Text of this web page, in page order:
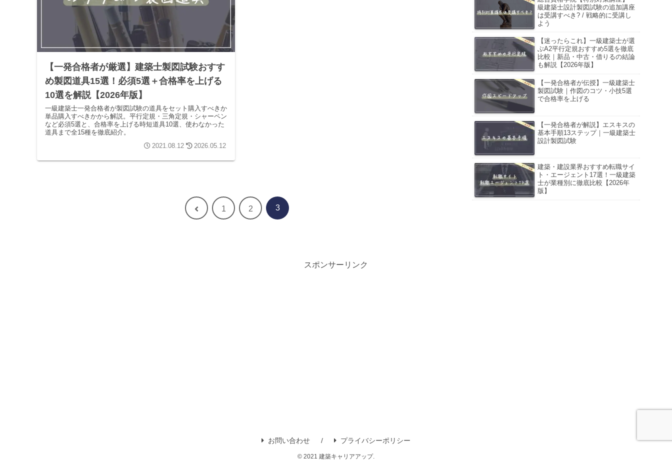
【一発合格者が厳選】建築士製図試験おすす
め製図道具15選！必須5選＋合格率を上げる
10選を解説【2026年版】
一級建築士一発合格者が製図試験の道具をセット購入すべきか
単品購入すべきかから解説。平行定規・三角定規・シャーペン
など必須5選と、合格率を上げる時短道具10選、使わなかった
道具まで全15種を徹底紹介。
2021.08.12
2026.05.12
前 1 2 3
級建築士設計製図試験の追加講座
は受講すべき? / 戦略的に受講し
よう
【迷ったらこれ】一級建築士が選
ぶA2平行定規おすすめ5選を徹底
比較｜新品・中古・借りるの結論
も解説【2026年版】
【一発合格者が伝授】一級建築士
製図試験｜作図のコツ・小技5選
で合格率を上げる
【一発合格者が解説】エスキスの
基本手順13ステップ｜一級建築士
設計製図試験
建築・建設業界おすすめ転職サイ
ト・エージェント17選！一級建築
士が業種別に徹底比較【2026年
版】
スポンサーリンク
お問い合わせ プライバシーポリシー
© 2021 建築キャリアアップ.